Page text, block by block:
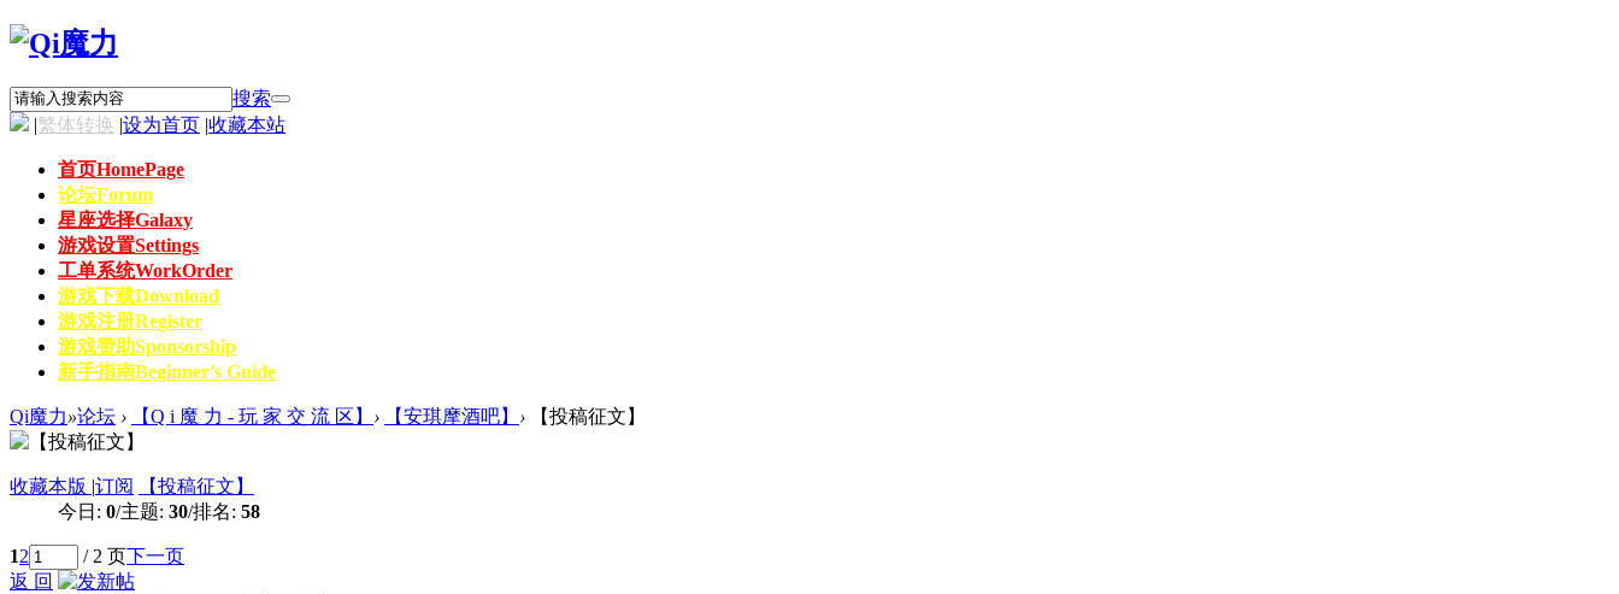
搜索
|繁体转换 |设为首页 |收藏本站
首页HomePage
论坛Forum
星座选择Galaxy
游戏设置Settings
工单系统WorkOrder
游戏下载Download
游戏注册Register
游戏赞助Sponsorship
新手指南Beginner's Guide
Qi魔力»论坛 › 【Q i 魔 力 - 玩 家 交 流 区】 › 【安琪摩酒吧】 › 【投稿征文】
收藏本版 |订阅
【投稿征文】
今日: 0/主题: 30/排名: 58
12 / 2 页下一页
返 回